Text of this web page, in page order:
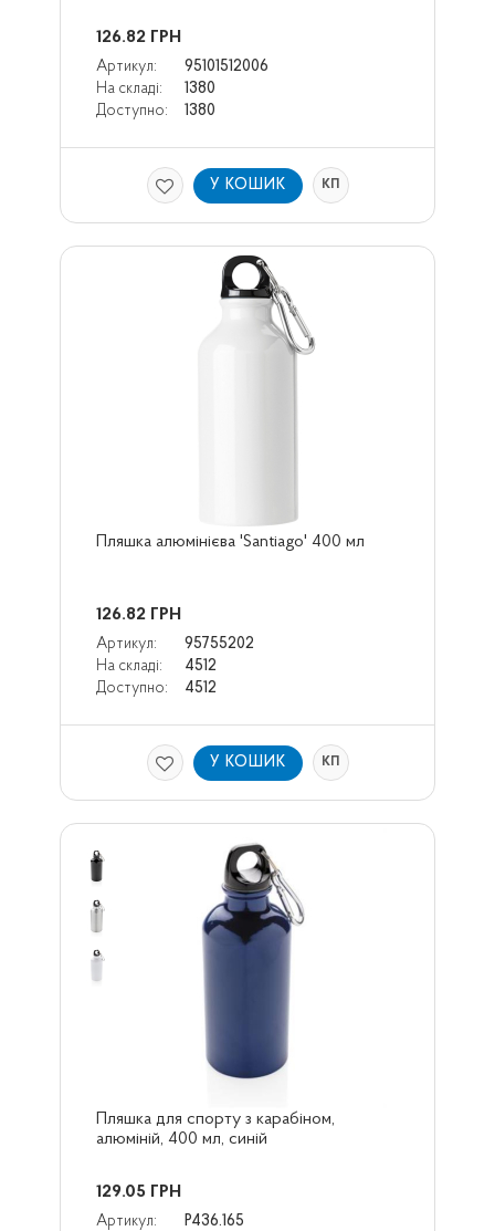
126.82 ГРН
Артикул:
95101512006
На складі:
1380
Доступно:
1380
У КОШИК КП
Пляшка алюмінієва 'Santiago' 400 мл
126.82 ГРН
Артикул:
95755202
На складі:
4512
Доступно:
4512
У КОШИК КП
Пляшка для спорту з карабіном,
алюміній, 400 мл, синій
129.05 ГРН
Артикул:
P436.165